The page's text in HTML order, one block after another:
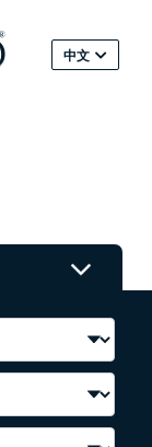
中文